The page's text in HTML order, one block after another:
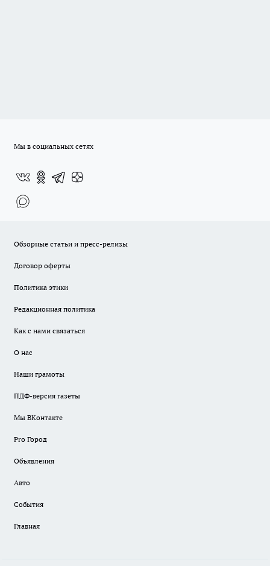
Мы в социальных сетях
Обзорные статьи и пресс-релизы
Договор оферты
Политика этики
Редакционная политика
Как с нами связаться
О нас
Наши грамоты
ПДФ-версия газеты
Мы ВКонтакте
Pro Город
Объявления
Авто
События
Главная